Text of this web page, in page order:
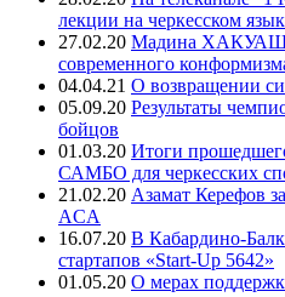
лекции на черкесском
27.02.20 Мадина
современного
04.04.21 О возвращении
05.09.20 Результаты
бойцов
01.03.20 Итоги
САМБО для черкесских
21.02.20 Азамат Керефов
ACA
16.07.20 В Кабардино-
стартапов «Start-Up 5642»
01.05.20 О мерах